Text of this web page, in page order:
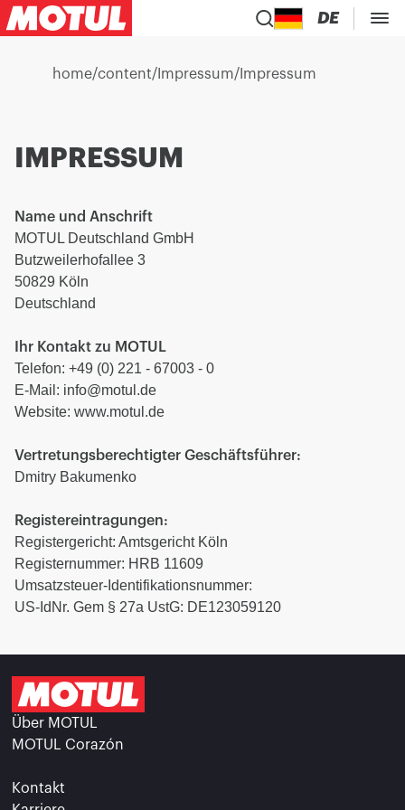
DE
home/content/ Impressum/ Impressum
IMPRESSUM
Name und Anschrift
MOTUL Deutschland GmbH
Butzweilerhofallee 3
50829 Köln
Deutschland
Ihr Kontakt zu MOTUL
Telefon: +49 (0) 221 - 67003 - 0
E-Mail: info@motul.de
Website: www.motul.de
Vertretungsberechtigter Geschäftsführer:
Dmitry Bakumenko
Registereintragungen:
Registergericht: Amtsgericht Köln
Registernummer: HRB 11609
Umsatzsteuer-Identifikationsnummer:
US-IdNr. Gem § 27a UstG: DE123059120
Über MOTUL
MOTUL Corazón
Kontakt